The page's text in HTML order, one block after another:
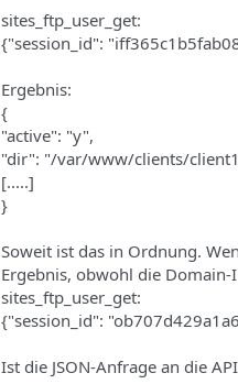
sites_ftp_user_get:
{"session_id":
Ergebnis:
{
"active": "y",
"dir": "/var/www/clients/
[.....]
}
Soweit ist das in Ordnung.
Ergebnis, obwohl die Domain-
sites_ftp_user_get:
{"session_id":
Ist die JSON-Anfrage an die